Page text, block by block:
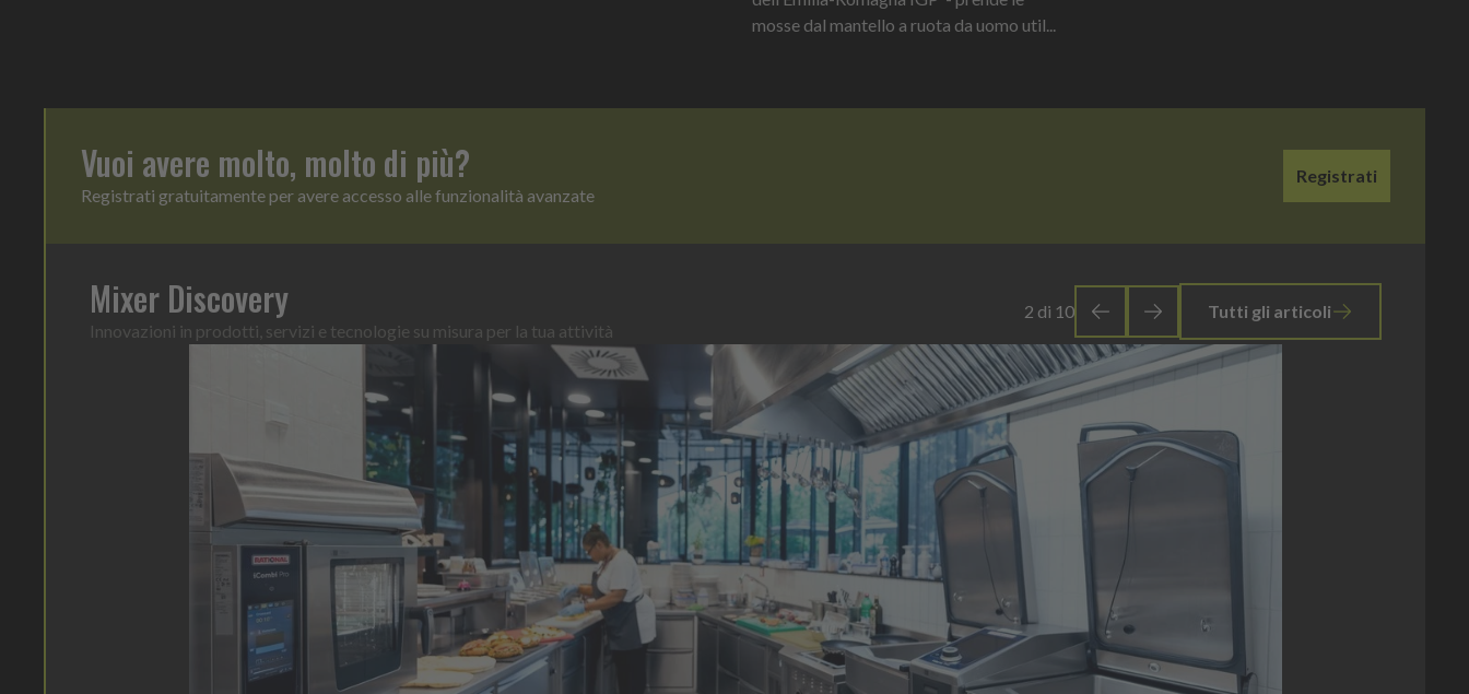
mosse dal mantello a ruota da uomo util...
Vuoi avere molto, molto di più?
Registrati gratuitamente per avere accesso alle funzionalità avanzate
Registrati
Mixer Discovery
Innovazioni in prodotti, servizi e tecnologie su misura per la tua attività
3 di 10 Tutti gli articoli